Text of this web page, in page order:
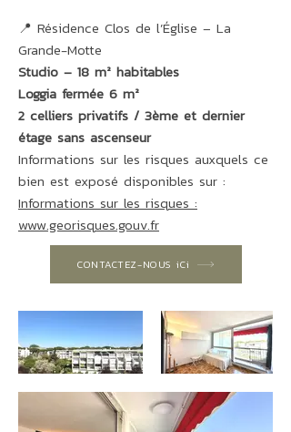
📍 Résidence Clos de l’Église – La
Grande-Motte
Studio – 18 m² habitables
Loggia fermée 6 m²
2 celliers privatifs / 3ème et dernier
étage sans ascenseur
Informations sur les risques auxquels ce
bien est exposé disponibles sur :
Informations sur les risques :
www.georisques.gouv.fr
CONTACTEZ-NOUS iCi